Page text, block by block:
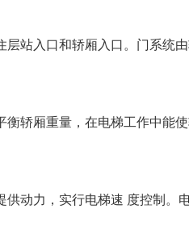
层站入口和轿厢入口。门系统
衡轿厢重量，在电梯工作中能
供动力，实行电梯速 度控制。